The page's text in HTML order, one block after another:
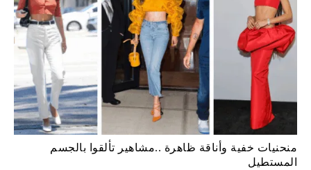
منحنيات خفية وأناقة ظاهرة ..مشاهير تألقوا بالجسم
المستطيل